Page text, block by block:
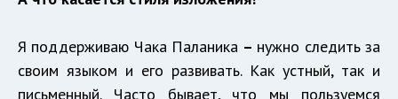
Я поддерживаю Чака Паланика – нужно следить за
своим языком и его развивать. Как устный, так и
письменный. Часто бывает, что мы пользуемся